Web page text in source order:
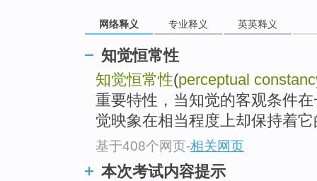
网络释义 专业释义 英英释义
知觉恒常性
知觉恒常性(perceptual
重要特性，当知觉的客观条件
觉映象在相当程度上却保持着
基于408个网页-相关网页
本次考试内容提示